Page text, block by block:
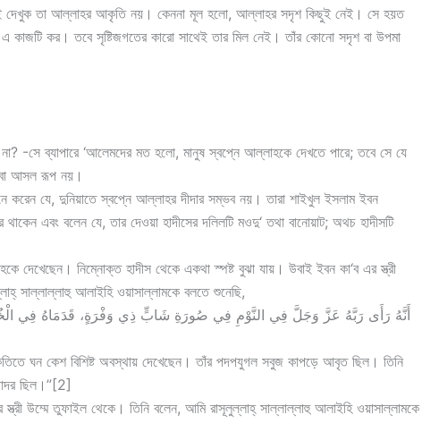
দেখুক তা আল্লাহর আকৃতি নয়। কেননা মূল হলো, আল্লাহর সদৃশ কিছুই নেই। সে হয়ত
কাজটি কর। তবে সৃষ্টিজগতের কারো সাথেই তার মিল নেই। তাঁর কোনো সদৃশ বা উপমা
-সে ব্যাপারে ‘আলেমদের মত হলো, মানুষ স্বপ্নে আল্লাহকে দেখতে পারে; তবে সে যে
আসল রূপ নয়।
করেন যে, দুনিয়াতে স্বপ্নে আল্লাহর দীদার সম্ভব নয়। তারা শাইখুল ইসলাম ইবন
এবং বলেন যে, তার দেওয়া হাদীসের দলিলটি মওদু‘ তথা বানোয়াট; অথচ হাদীসটি
দেখেছেন। নিম্নোক্ত হাদীস থেকে একথা স্পষ্ট বুঝা যায়। উবাই ইবন কা‘ব এর স্ত্রী
সাল্লাল্লাহু আলাইহি ওয়াসাল্লামকে বলতে শুনেছি,
ঘন কেশ বিশিষ্ট অবস্থায় দেখেছেন। তাঁর পদপযুগল সবুজ কাপড়ে আবৃত ছিল। তিনি
ছিল।”[2]
উম্মে তুফাইল থেকে। তিনি বলেন, আমি রাসূলুল্লাহ্ সাল্লাল্লাহু আলাইহি ওয়াসাল্লামকে